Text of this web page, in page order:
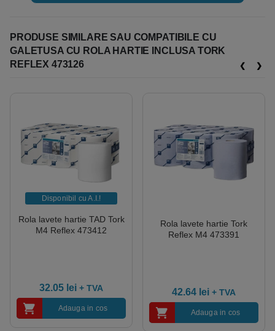
PRODUSE SIMILARE SAU COMPATIBILE CU
GALETUSA CU ROLA HARTIE INCLUSA TORK
REFLEX 473126
Disponibil cu A.I.​!
Rola lavete hartie TAD Tork
M4 Reflex 473412
32.05 lei + TVA
Adauga in cos
Rola lavete hartie Tork
Reflex M4 473391
42.64 lei + TVA
Adauga in cos